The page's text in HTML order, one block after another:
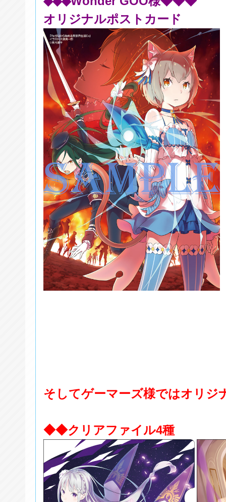
オリジナルポストカード
そしてゲーマーズ様ではオリジ
◆◆クリアファイル4種